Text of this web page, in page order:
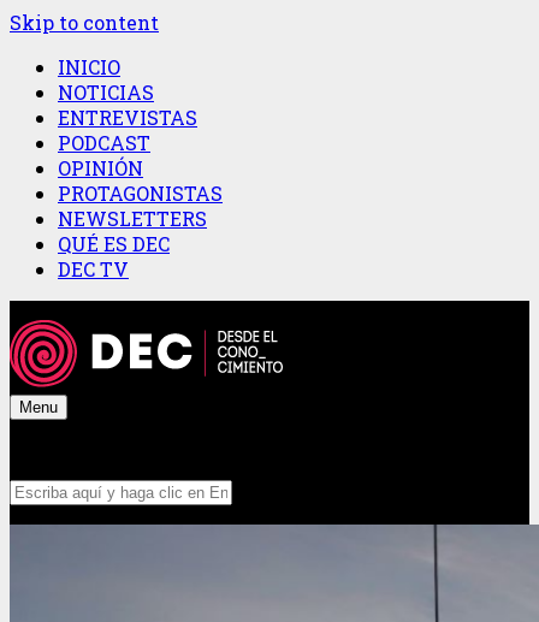
Skip to content
INICIO
NOTICIAS
ENTREVISTAS
PODCAST
OPINIÓN
PROTAGONISTAS
NEWSLETTERS
QUÉ ES DEC
DEC TV
Menu